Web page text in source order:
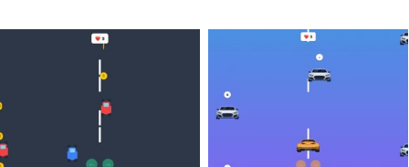
Driver Race
Velocidad cálculo